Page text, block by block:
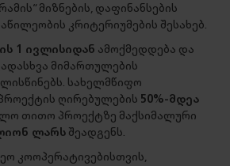
მიზნების, დაფინანსების
კრიტერიუმების შესახებ.
1 ივლისიდან ამოქმედდება და
მიმართულების
სახელმწიფო
ღირებულების 50%-მდეა
თითო პროექტზე მაქსიმალური
ლარს შეადგენს.
კოოპერატივებისთვის,